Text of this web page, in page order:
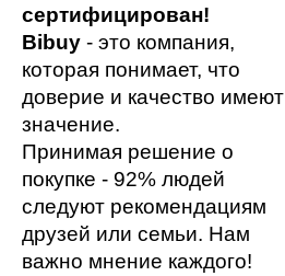
сертифицирован!
Bibuy - это компания,
которая понимает, что
доверие и качество имеют
значение.
Принимая решение о
покупке - 92% людей
следуют рекомендациям
друзей или семьи. Нам
важно мнение каждого!